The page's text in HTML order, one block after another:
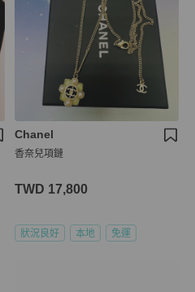
Chanel
香奈兒項鏈
TWD 17,800
狀況良好 本地 免運